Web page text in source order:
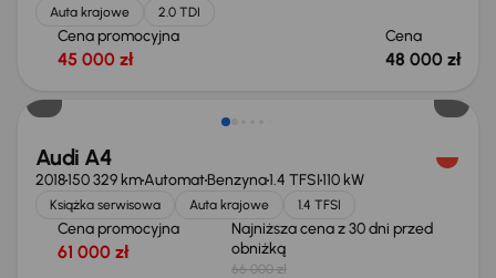
Auta krajowe 2.0 TDI
Cena promocyjna
45 000 zł
Cena
48 000 zł
Taniej o 1 000 zł
Audi A4
2018150 329 kmAutomatBenzyna1.4 TFSI110 kW
Książka serwisowa Auta krajowe 1.4 TFSI
Cena promocyjna
61 000 zł
Najniższa cena z 30 dni przed
obniżką
66 000 zł